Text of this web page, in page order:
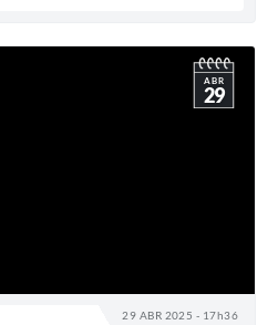
29 ABR 2025 - 17h36
ABR
29